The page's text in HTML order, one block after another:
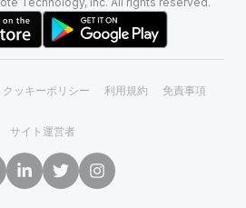
クッキーポリシー 利用規約 免責事項
サイト運営者